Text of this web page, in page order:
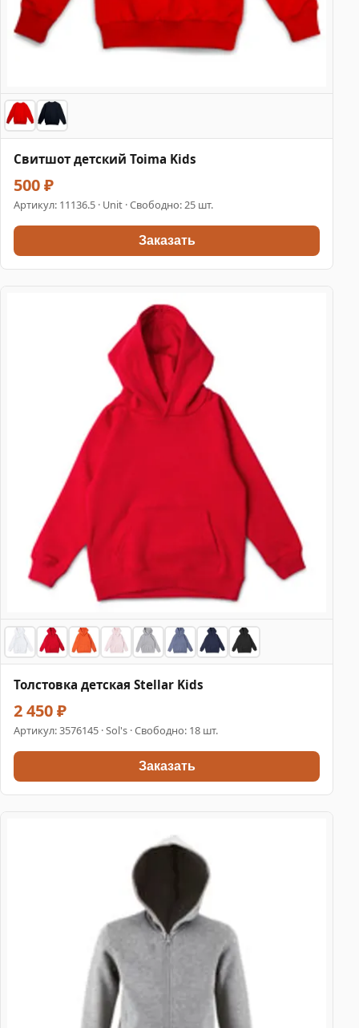
Свитшот детский Toima Kids
500 ₽
Артикул: 11136.5 · Unit · Свободно: 25 шт.
Заказать
Толстовка детская Stellar Kids
2 450 ₽
Артикул:3576145 · Sol's · Свободно: 18 шт.
Заказать